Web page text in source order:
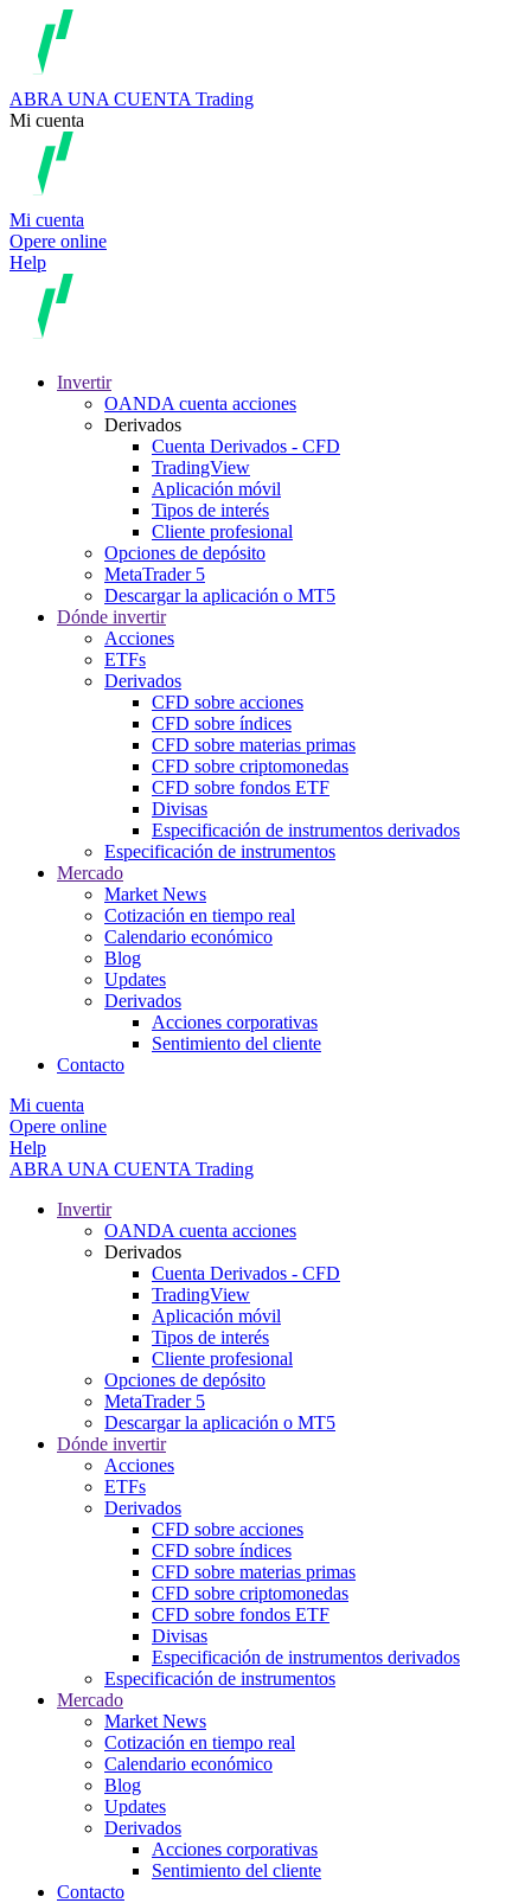
ABRA UNA CUENTA Trading
Mi cuenta
Mi cuenta
Opere online
Help
Invertir
OANDA cuenta acciones
Derivados
Cuenta Derivados - CFD
TradingView
Aplicación móvil
Tipos de interés
Cliente profesional
Opciones de depósito
MetaTrader 5
Descargar la aplicación o MT5
Dónde invertir
Acciones
ETFs
Derivados
CFD sobre acciones
CFD sobre índices
CFD sobre materias primas
CFD sobre criptomonedas
CFD sobre fondos ETF
Divisas
Especificación de instrumentos derivados
Especificación de instrumentos
Mercado
Market News
Cotización en tiempo real
Calendario económico
Blog
Updates
Derivados
Acciones corporativas
Sentimiento del cliente
Contacto
Mi cuenta
Opere online
Help
ABRA UNA CUENTA Trading
Invertir
OANDA cuenta acciones
Derivados
Cuenta Derivados - CFD
TradingView
Aplicación móvil
Tipos de interés
Cliente profesional
Opciones de depósito
MetaTrader 5
Descargar la aplicación o MT5
Dónde invertir
Acciones
ETFs
Derivados
CFD sobre acciones
CFD sobre índices
CFD sobre materias primas
CFD sobre criptomonedas
CFD sobre fondos ETF
Divisas
Especificación de instrumentos derivados
Especificación de instrumentos
Mercado
Market News
Cotización en tiempo real
Calendario económico
Blog
Updates
Derivados
Acciones corporativas
Sentimiento del cliente
Contacto